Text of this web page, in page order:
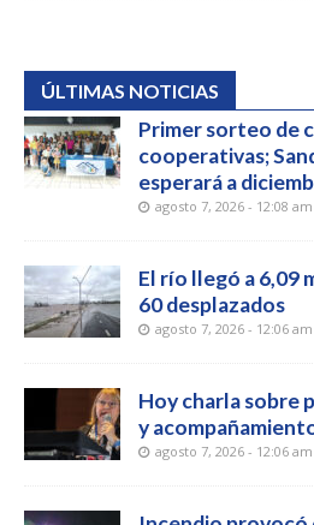
ÚLTIMAS NOTICIAS
Primer sorteo de
cooperativas;
esperará a
agosto 7, 2026 - 12:08 am
El río llegó a 6,09
60 desplazados
agosto 7, 2026 - 12:06 am
Hoy charla sobre
y
agosto 7, 2026 - 12:06 am